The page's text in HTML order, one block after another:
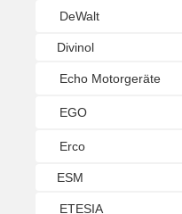
DeWalt
Divinol
Echo Motorgeräte
EGO
Erco
ESM
ETESIA